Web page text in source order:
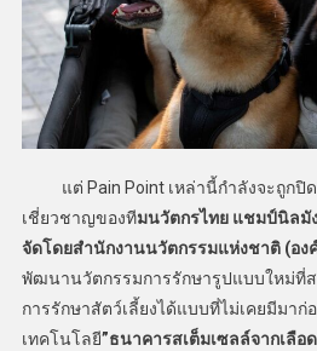
แต่ Pain Point เหล่านี้กำลังจะถูกปิด
เชี่ยวชาญของทีมนวัตกรไทย แชมป์นิลมั
จัดโดยสำนักงานนวัตกรรมแห่งชาติ (อง
พัฒนานวัตกรรมการรักษารูปแบบใหม่ที่
การรักษาสัตว์เลี้ยงได้แบบที่ไม่เคยมีมาก่
เทคโนโลยี”ธนาคารสเต็มเซลล์จากเลือ